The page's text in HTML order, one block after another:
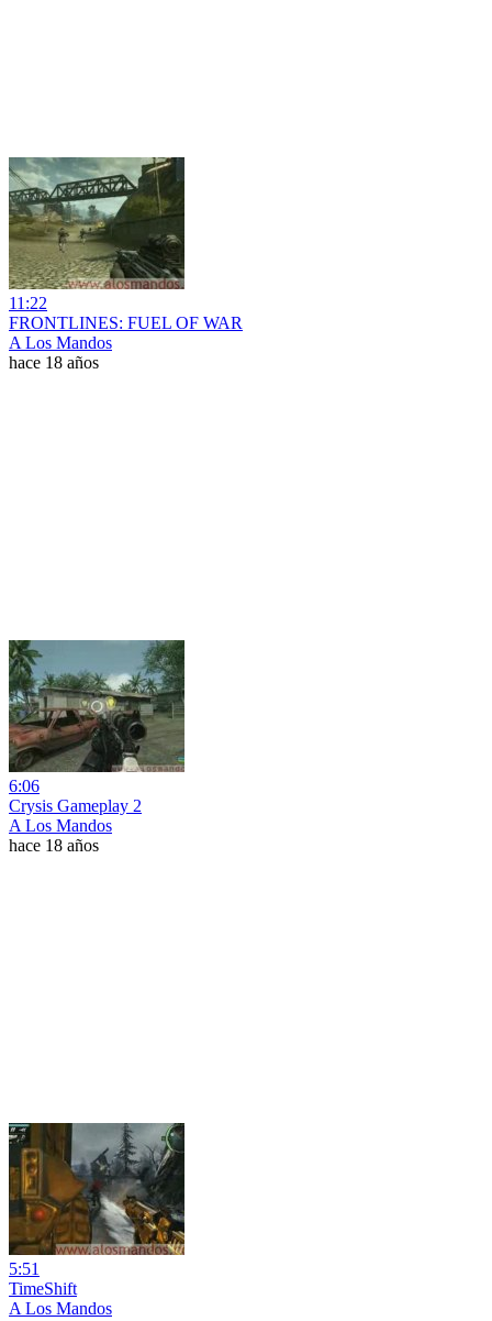
11:22
FRONTLINES: FUEL OF WAR
A Los Mandos
hace 18 años
6:06
Crysis Gameplay 2
A Los Mandos
hace 18 años
5:51
TimeShift
A Los Mandos